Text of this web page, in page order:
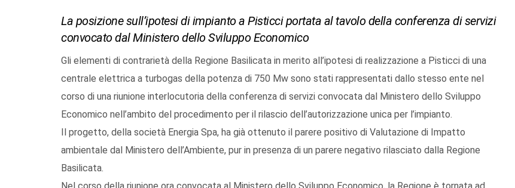
La posizione sull’ipotesi di impianto a Pisticci portata al tavolo della conferenza di servizi
convocato dal Ministero dello Sviluppo Economico
Gli elementi di contrarietà della Regione Basilicata in merito all’ipotesi di realizzazione a Pisticci di una
centrale elettrica a turbogas della potenza di 750 Mw sono stati rappresentati dallo stesso ente nel
corso di una riunione interlocutoria della conferenza di servizi convocata dal Ministero dello Sviluppo
Economico nell’ambito del procedimento per il rilascio dell’autorizzazione unica per l’impianto.
Il progetto, della società Energia Spa, ha già ottenuto il parere positivo di Valutazione di Impatto
ambientale dal Ministero dell’Ambiente, pur in presenza di un parere negativo rilasciato dalla Regione
Basilicata.
Nel corso della riunione ora convocata al Ministero dello Sviluppo Economico, la Regione è tornata ad